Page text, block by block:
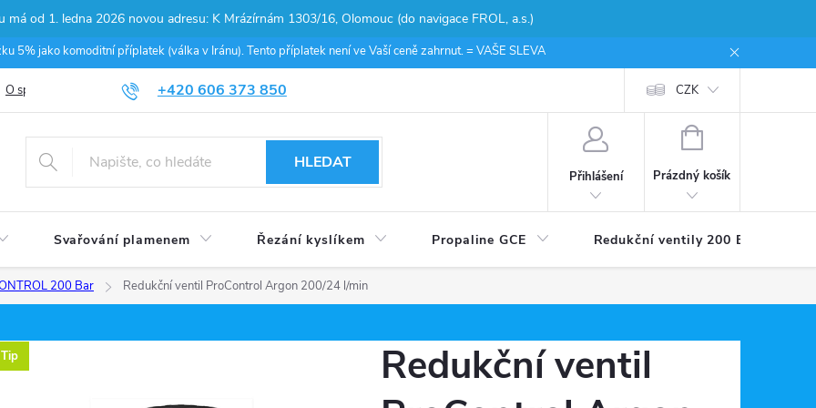
má od 1. ledna 2026 novou adresu: K Mrázírnám 1303/16, Olomouc (do navigace FROL, a.s.)
5% jako komoditní příplatek (válka v Iránu). Tento příplatek není ve Vaší ceně zahrnut. = VAŠE SLEVA
+420 606 373 850
O společnosti Podmínky ochrany osobních údajů CZK
HLEDAT
Přihlášení
NÁKUPNÍ
Prázdný košík
Svařování plamenem Řezání kyslíkem Propaline GCE Redukční ventily 200 Bar
200 Bar Redukční ventil ProControl Argon 200/24 l/min
Tip
Redukční ventil